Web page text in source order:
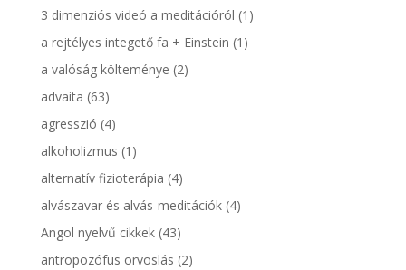
3 dimenziós videó a meditációról (1)
a rejtélyes integető fa + Einstein (1)
a valóság költeménye (2)
advaita (63)
agresszió (4)
alkoholizmus (1)
alternatív fizioterápia (4)
alvászavar és alvás-meditációk(4)
Angol nyelvű cikkek(43)
antropozófus orvoslás (2)